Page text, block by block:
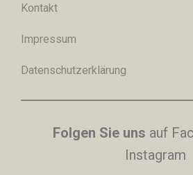
Kontakt
Impressum
Datenschutzerklärung
Folgen Sie uns auf
Instagram